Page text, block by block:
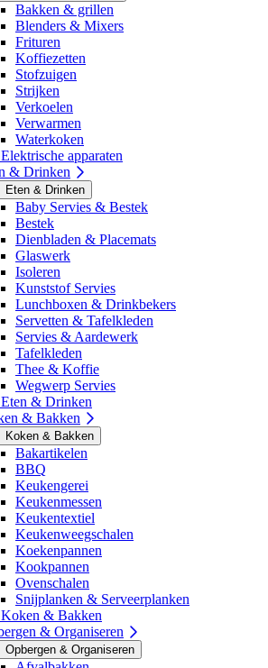
Bakken & grillen
Blenders & Mixers
Frituren
Koffiezetten
Stofzuigen
Strijken
Verkoelen
Verwarmen
Waterkoken
Elektrische apparaten
& Drinken
Eten & Drinken
Baby Servies & Bestek
Bestek
Dienbladen & Placemats
Glaswerk
Isoleren
Kunststof Servies
Lunchboxen & Drinkbekers
Servetten & Tafelkleden
Servies & Aardewerk
Tafelkleden
Thee & Koffie
Wegwerp Servies
Eten & Drinken
& Bakken
Koken & Bakken
Bakartikelen
BBQ
Keukengerei
Keukenmessen
Keukentextiel
Keukenweegschalen
Koekenpannen
Kookpannen
Ovenschalen
Snijplanken & Serveerplanken
Koken & Bakken
& Organiseren
Opbergen & Organiseren